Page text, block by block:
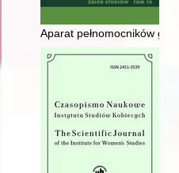
Aparat pełnomocników